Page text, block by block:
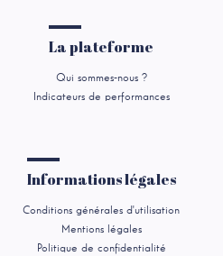
La plateforme
Qui sommes-nous ?
Indicateurs de performances
Informations légales
Conditions générales d'utilisation
Mentions légales
Politique de confidentialité